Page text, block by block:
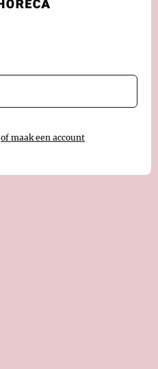
of maak een account